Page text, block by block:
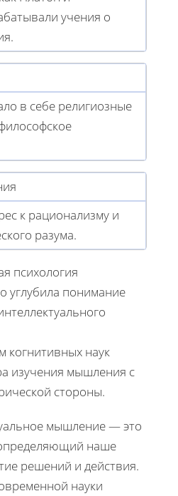
учения о
в себе религиозные
к рационализму и
разума.
психология
углубила понимание
когнитивных наук
изучения мышления с
стороны.
мышление — это
наше
решений и действия.
науки